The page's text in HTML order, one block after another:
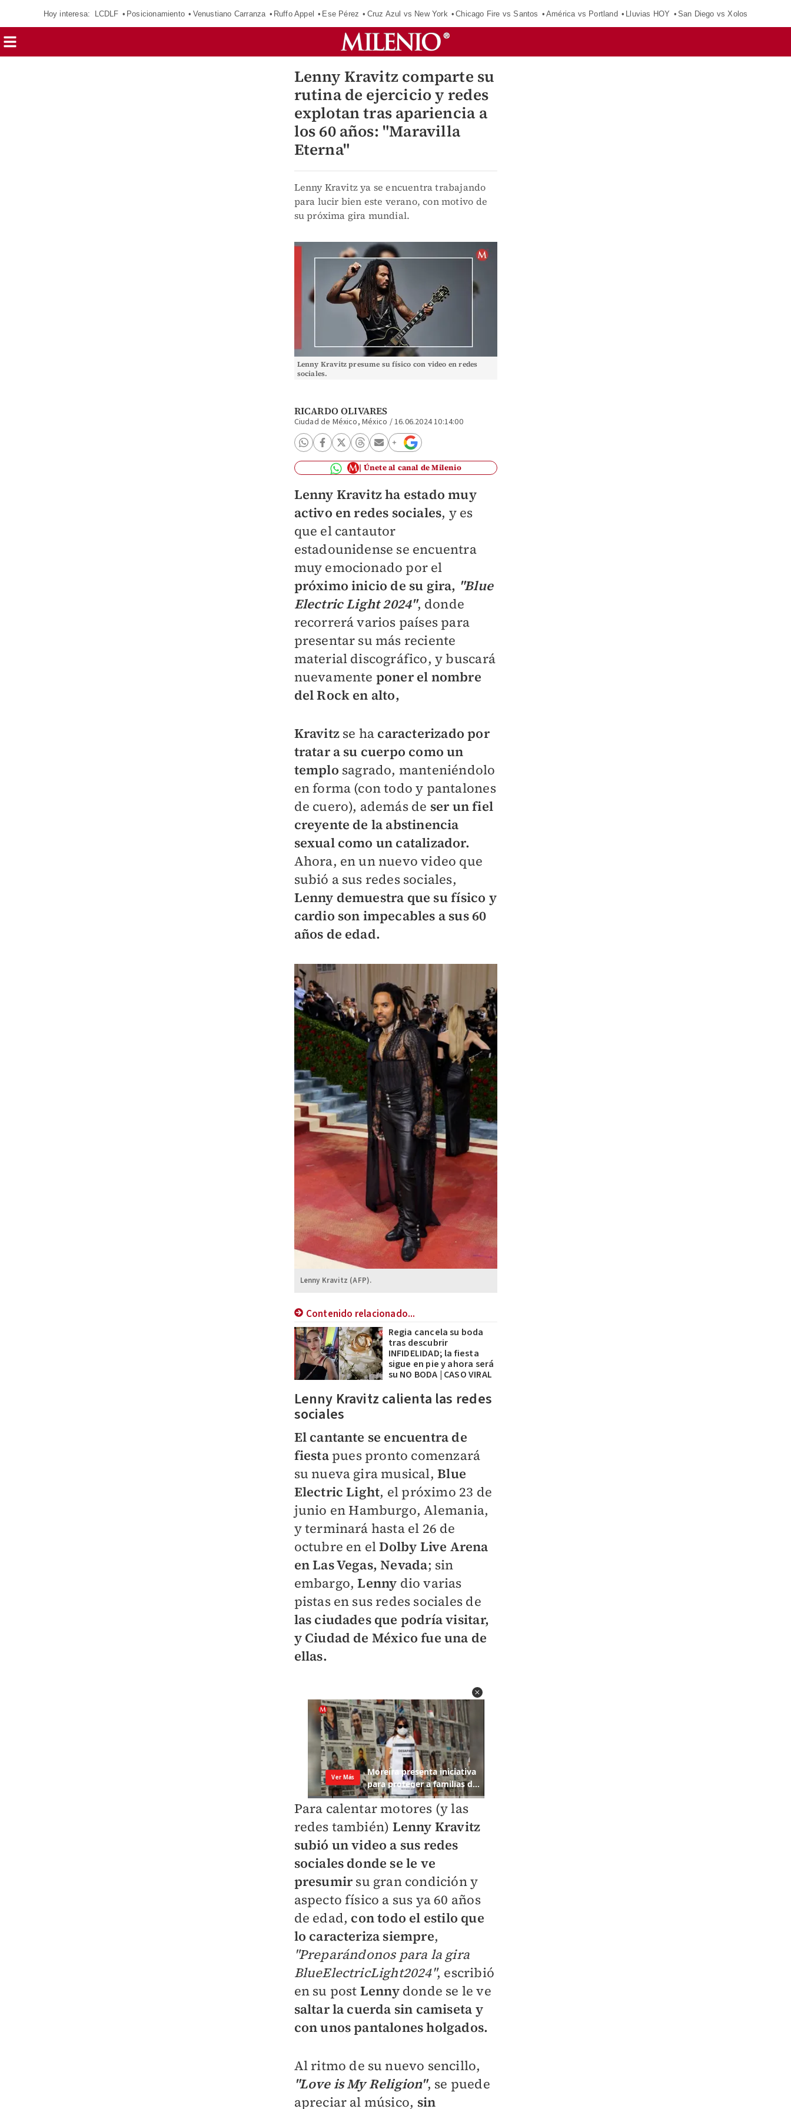
Hoy interesa: LCDLF Posicionamiento Venustiano Carranza Ruffo Appel Ese Pérez Cruz Azul vs New York Chicago Fire vs Santos América vs Portland Lluvias HOY San Diego vs Xolos
Lenny Kravitz comparte su
rutina de ejercicio y redes
explotan tras apariencia a
los 60 años: "Maravilla
Eterna"
Lenny Kravitz ya se encuentra trabajando
para lucir bien este verano, con motivo de
su próxima gira mundial.
Lenny Kravitz presume su físico con video en redes
sociales.
RICARDO OLIVARES
Ciudad de México, México /16.06.2024 10:14:00
Únete al canal de Milenio
Lenny Kravitz ha estado muy
activo en redes sociales, y es
que el cantautor
estadounidense se encuentra
muy emocionado por el
próximo inicio de su gira, "Blue
Electric Light 2024", donde
recorrerá varios países para
presentar su más reciente
material discográfico, y buscará
nuevamente poner el nombre
del Rock en alto,
Kravitz se ha caracterizado por
tratar a su cuerpo como un
templo sagrado, manteniéndolo
en forma (con todo y pantalones
de cuero), además de ser un fiel
creyente de la abstinencia
sexual como un catalizador.
Ahora, en un nuevo video que
subió a sus redes sociales,
Lenny demuestra que su físico y
cardio son impecables a sus 60
años de edad.
Lenny Kravitz (AFP).
Contenido relacionado...
Regia cancela su boda
tras descubrir
INFIDELIDAD; la fiesta
sigue en pie y ahora será
su NO BODA | CASO VIRAL
Lenny Kravitz calienta las redes
sociales
El cantante se encuentra de
fiesta pues pronto comenzará
su nueva gira musical,Blue
Electric Light, el próximo 23 de
junio en Hamburgo, Alemania,
y terminará hasta el 26 de
octubre en elDolby Live Arena
en Las Vegas, Nevada; sin
embargo,Lenny dio varias
pistas en sus redes sociales de
las ciudades que podría visitar,
y Ciudad de México fue una de
ellas.
Para calentar motores (y las
redes también) Lenny Kravitz
subió un video a sus redes
sociales donde se le ve
presumirsu gran condición y
aspecto físico a sus ya 60 años
de edad, con todo el estilo que
lo caracteriza siempre,
"Preparándonos para la gira
BlueElectricLight2024", escribió
en su post Lenny donde se le ve
saltar la cuerda sin camiseta y
con unos pantalones holgados.
Al ritmo de su nuevo sencillo,
"Love is My Religion", se puede
apreciar al músico, sin